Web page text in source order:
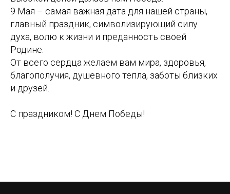
9 Мая – самая важная дата для нашей страны,
главный праздник, символизирующий силу
духа, волю к жизни и преданность своей
Родине.
От всего сердца желаем вам мира, здоровья,
благополучия, душевного тепла, заботы близких
и друзей.
С праздником! С Днем Победы!